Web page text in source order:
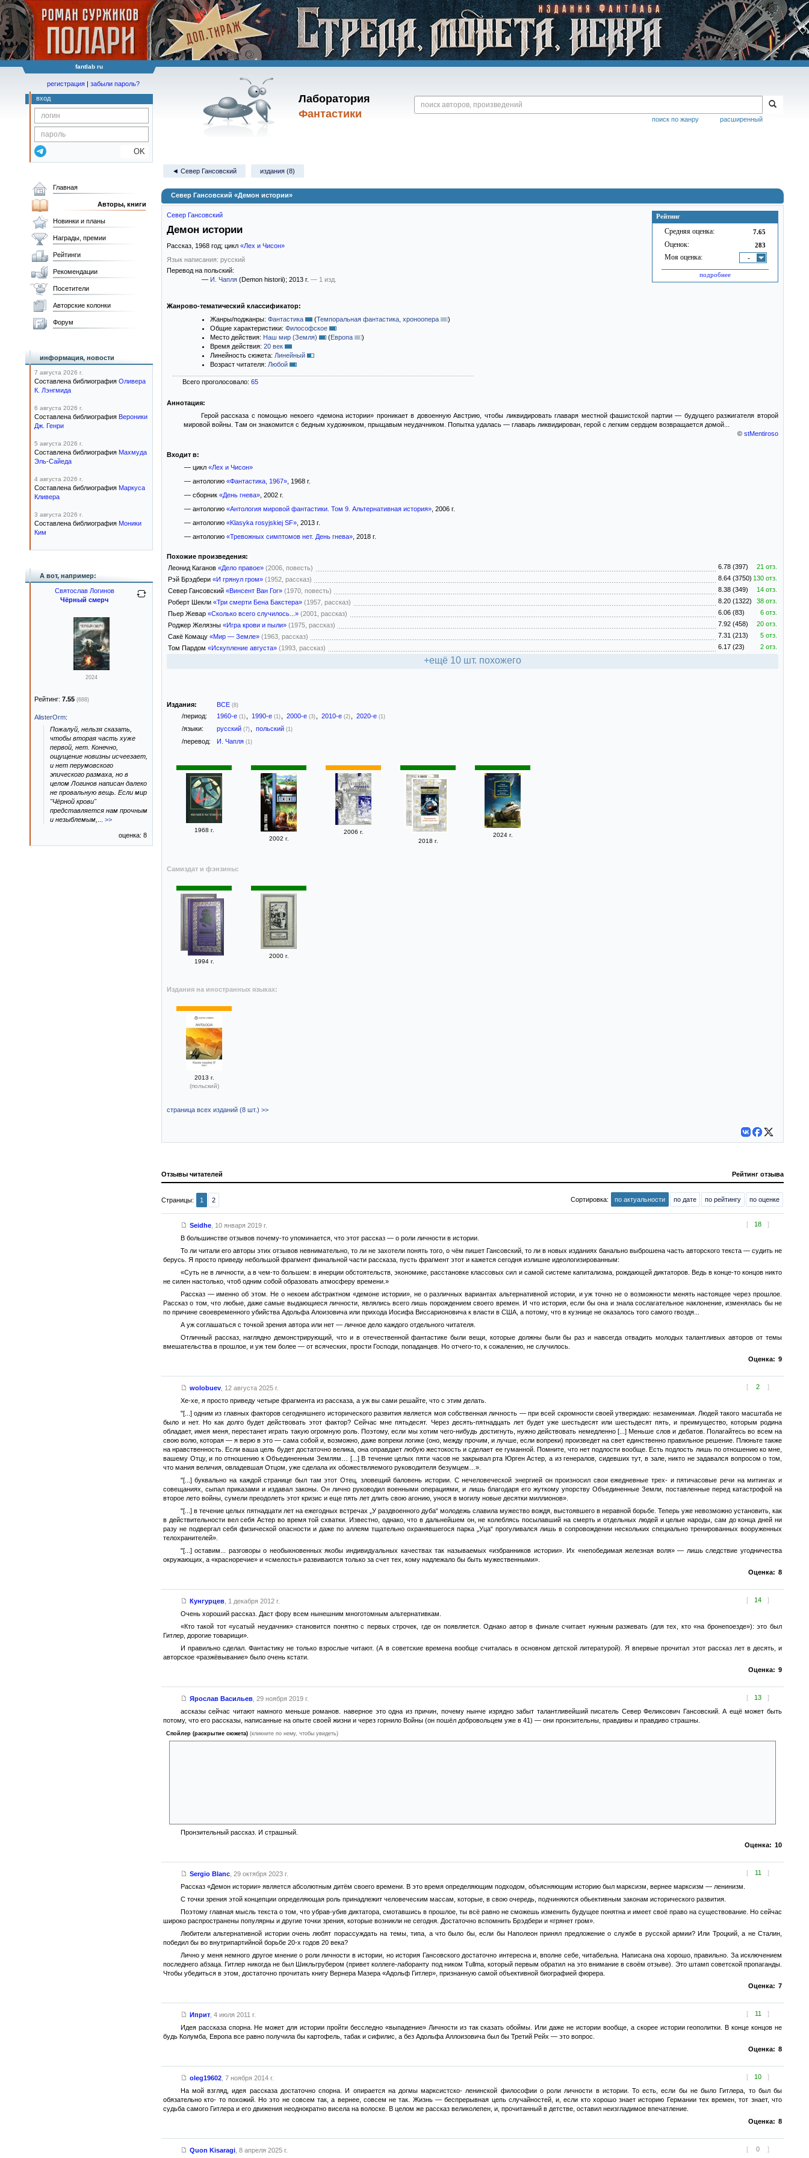
fantlab ru
Лаборатория
Фантастики
расширенный
поиск по жанру
регистрация | забыли пароль?
вход
OK
◄ Север Гансовский издания (8)
Север Гансовский «Демон истории»
Рейтинг
Средняя оценка: 7.65
Оценок: 283
Моя оценка: -
подробнее
Север Гансовский
Демон истории
Рассказ, 1968 год; цикл «Лех и Чисон»
Язык написания: русский
Перевод на польский:
— И. Чапля (Demon historii); 2013 г. — 1 изд.
Жанрово-тематический классификатор:
Жанры/поджанры: Фантастика (Темпоральная фантастика, хроноопера
)
Общие характеристики: Философское
Место действия: Наш мир (Земля) (Европа
)
Время действия: 20 век
Линейность сюжета: Линейный
Возраст читателя: Любой
Всего проголосовало: 65
Аннотация:
Герой рассказа с помощью некоего «демона истории» проникает в довоенную Австрию, чтобы ликвидировать главаря местной фашистской партии — будущего разжигателя второй
мировой войны. Там он знакомится с бедным художником, прыщавым неудачником. Попытка удалась — главарь ликвидирован, герой с легким сердцем возвращается домой...
© stMentiroso
Входит в:
— цикл «Лех и Чисон»
— антологию «Фантастика, 1967», 1968 г.
— сборник «День гнева», 2002 г.
— антологию «Антология мировой фантастики. Том 9. Альтернативная история», 2006 г.
— антологию «Klasyka rosyjskiej SF», 2013 г.
— антологию «Тревожных симптомов нет. День гнева», 2018 г.
Похожие произведения:
Леонид Каганов «Дело правое» (2006, повесть) 6.78 (397)
21 отз.
Рэй Брэдбери «И грянул гром» (1952, рассказ) 8.64 (3750) 130 отз.
Север Гансовский «Винсент Ван Гог» (1970, повесть) 8.38 (349)
14 отз.
Роберт Шекли «Три смерти Бена Бакстера» (1957, рассказ) 8.20 (1322)
38 отз.
Пьер Жевар «Сколько всего случилось...» (2001, рассказ) 6.06 (83)
6 отз.
Роджер Желязны «Игра крови и пыли» (1975, рассказ) 7.92 (458)
20 отз.
Сакё Комацу «Мир — Земле» (1963, рассказ) 7.31 (213)
5 отз.
Том Пардом «Искупление августа» (1993, рассказ) 6.17 (23) 2 отз.
+ещё 10 шт. похожего
Издания: ВСЕ (8)
/период: 1960-е (1) 1990-е (1) 2000-е (3) 2010-е (2) 2020-е (1)
/языки: русский (7) польский (1)
/перевод: И. Чапля (1)
1968 г.
2002 г.
2006 г.
2018 г.
2024 г.
Самиздат и фэнзины:
1994 г.
2000 г.
Издания на иностранных языках:
2013 г.
(польский)
страница всех изданий (8 шт.) >>
Отзывы читателей Рейтинг отзыва
Страницы: 1 2 Сортировка: по актуальности по дате по рейтингу по оценке
[ 18 ]
Seidhe, 10 января 2019 г.
В большинстве отзывов почему-то упоминается, что этот рассказ — о роли личности в истории.
То ли читали его авторы этих отзывов невнимательно, то ли не захотели понять того, о чём пишет Гансовский, то ли в новых изданиях банально выброшена часть авторского текста — судить не
берусь. Я просто приведу небольшой фрагмент финальной части рассказа, пусть фрагмент этот и кажется сегодня излишне идеологизированным:
«Суть не в личности, а в чем-то большем: в инерции обстоятельств, экономике, расстановке классовых сил и самой системе капитализма, рождающей диктаторов. Ведь в конце-то концов никто
не силен настолько, чтоб одним собой образовать атмосферу времени.»
Рассказ — именно об этом. Не о некоем абстрактном «демоне истории», не о различных вариантах альтернативной истории, и уж точно не о возможности менять настоящее через прошлое.
Рассказ о том, что любые, даже самые выдающиеся личности, являлись всего лишь порождением своего времен. И что история, если бы она и знала сослагательное наклонение, изменялась бы не
по причине своевременного убийства Адольфа Алоизовича или прихода Иосифа Виссарионовича к власти в США, а потому, что в кузнице не оказалось того самого гвоздя...
А уж соглашаться с точкой зрения автора или нет — личное дело каждого отдельного читателя.
Отличный рассказ, наглядно демонстрирующий, что и в отечественной фантастике были вещи, которые должны были бы раз и навсегда отвадить молодых талантливых авторов от темы
вмешательства в прошлое, и уж тем более — от всяческих, прости Господи, попаданцев. Но отчего-то, к сожалению, не случилось.
Оценка: 9
[ 2 ]
wolobuev, 12 августа 2025 г.
Хе-хе, я просто приведу четыре фрагмента из рассказа, а уж вы сами решайте, что с этим делать.
"[...] одним из главных факторов сегодняшнего исторического развития является моя собственная личность — при всей скромности своей утверждаю: незаменимая. Людей такого масштаба не
было и нет. Но как долго будет действовать этот фактор? Сейчас мне пятьдесят. Через десять-пятнадцать лет будет уже шестьдесят или шестьдесят пять, и преимущество, которым родина
обладает, имея меня, перестанет играть такую огромную роль. Поэтому, если мы хотим чего-нибудь достигнуть, нужно действовать немедленно [...] Меньше слов и дебатов. Полагайтесь во всем на
свою волю, которая — я верю в это — сама собой и, возможно, даже вопреки логике (оно, между прочим, и лучше, если вопреки) произведет на свет единственно правильное решение. Плюньте также
на нравственность. Если ваша цель будет достаточно велика, она оправдает любую жестокость и сделает ее гуманной. Помните, что нет подлости вообще. Есть подлость лишь по отношению ко мне,
вашему Отцу, и по отношению к Объединенным Землям… [...] В течение целых пяти часов не закрывал рта Юрген Астер, а из генералов, сидевших тут, в зале, никто не задавался вопросом о том,
что мания величия, овладевшая Отцом, уже сделала их обожествляемого руководителя безумцем…».
"[...] буквально на каждой странице был там этот Отец, зловещий баловень истории. С нечеловеческой энергией он произносил свои ежедневные трех- и пятичасовые речи на митингах и
совещаниях, сыпал приказами и издавал законы. Он лично руководил военными операциями, и лишь благодаря его жуткому упорству Объединенные Земли, поставленные перед катастрофой на
второе лето войны, сумели преодолеть этот кризис и еще пять лет длить свою агонию, унося в могилу новые десятки миллионов».
"[...] в течение целых пятнадцати лет на ежегодных встречах „У раздвоенного дуба“ молодежь славила мужество вождя, выстоявшего в неравной борьбе. Теперь уже невозможно установить, как
в действительности вел себя Астер во время той схватки. Известно, однако, что в дальнейшем он, не колеблясь посылавший на смерть и отдельных людей и целые народы, сам до конца дней ни
разу не подвергал себя физической опасности и даже по аллеям тщательно охранявшегося парка „Уца“ прогуливался лишь в сопровождении нескольких специально тренированных вооруженных
телохранителей».
"[...] оставим... разговоры о необыкновенных якобы индивидуальных качествах так называемых «избранников истории». Их «непобедимая железная воля» — лишь следствие угодничества
окружающих, а «красноречие» и «смелость» развиваются только за счет тех, кому надлежало бы быть мужественными».
Оценка: 8
[ 14 ]
Кунгурцев, 1 декабря 2012 г.
Очень хороший рассказ. Даст фору всем нынешним многотомным альтернативкам.
«Кто такой тот «усатый неудачник» становится понятно с первых строчек, где он появляется. Однако автор в финале считает нужным разжевать (для тех, кто «на бронепоезде»): это был
Гитлер, дорогие товарищи».
И правильно сделал. Фантастику не только взрослые читают. (А в советские времена вообще считалась в основном детской литературой). Я впервые прочитал этот рассказ лет в десять, и
авторское «разжёвывание» было очень кстати.
Оценка: 9
[ 13 ]
Ярослав Васильев, 29 ноября 2019 г.
ассказы сейчас читают намного меньше романов. наверное это одна из причин, почему нынче изрядно забыт талантливейший писатель Север Феликсович Гансовский. А ещё может быть
потому, что его рассказы, написанные на опыте своей жизни и через горнило Войны (он пошёл добровольцем уже в 41) — они пронзительны, правдивы и правдиво страшны.
Спойлер (раскрытие сюжета) (кликните по нему, чтобы увидеть)
Пронзительный рассказ. И страшный.
Оценка: 10
[ 11 ]
Sergio Blanc, 29 октября 2023 г.
Рассказ «Демон истории» является абсолютным дитём своего времени. В это время определяющим подходом, объясняющим историю был марксизм, вернее марксизм — ленинизм.
С точки зрения этой концепции определяющая роль принадлежит человеческим массам, которые, в свою очередь, подчиняются обьективным законам исторического развития.
Поэтому главная мысль текста о том, что убрав-убив диктатора, смотавшись в прошлое, ты всё равно не сможешь изменить будущее понятна и имеет своё право на существование. Но сейчас
широко распространены популярны и другие точки зрения, которые возникли не сегодня. Достаточно вспомнить Брэдбери и «грянет гром».
Любители альтернативной истории очень любят порассуждать на темы, типа, а что было бы, если бы Наполеон принял предложение о службе в русской армии? Или Троцкий, а не Сталин,
победил бы во внутрипартийной борьбе 20-х годов 20 века?
Лично у меня немного другое мнение о роли личности в истории, но история Гансовского достаточно интересна и, вполне себе, читабельна. Написана она хорошо, правильно. За исключением
последнего абзаца. Гитлер никогда не был Шикльгрубером (привет коллеге-лаборанту под ником Tullma, который первым обратил на это внимание в своём отзыве). Это штамп советской пропаганды.
Чтобы убедиться в этом, достаточно прочитать книгу Вернера Мазера «Адольф Гитлер», признанную самой объективной биографией фюрера.
Оценка: 7
[ 11 ]
Иприт, 4 июля 2011 г.
Идея рассказа спорна. Не может для истории пройти бесследно «выпадение» Личности из так сказать обоймы. Или даже не истории вообще, а скорее истории геополитки. В конце концов не
будь Колумба, Европа все равно получила бы картофель, табак и сифилис, а без Адольфа Аллоизовича был бы Третий Рейх — это вопрос.
Оценка: 8
[ 10 ]
oleg19602, 7 ноября 2014 г.
На мой взгляд, идея рассказа достаточно спорна. И опирается на догмы марксистско- ленинской философии о роли личности в истории. То есть, если бы не было Гитлера, то был бы
обязательно кто- то похожий. Но это не совсем так, а вернее, совсем не так. Жизнь — беспрерывная цепь случайностей, и, если кто хорошо знает историю Германии тех времен, тот знает, что
судьба самого Гитлера и его движения неоднократно висела на волоске. В целом же рассказ великолепен, и, прочитанный в детстве, оставил неизгладимое впечатление.
Оценка: 8
[ 0 ]
Quon Kisaragi, 8 апреля 2025 г.
Главная
Авторы, книги
Новинки и планы
Награды, премии
Рейтинги
Рекомендации
Посетители
Авторские колонки
Форум
информация, новости
7 августа 2026 г.
Составлена библиография Оливера
К. Лэнгмида
6 августа 2026 г.
Составлена библиография Вероники
Дж. Генри
5 августа 2026 г.
Составлена библиография Махмуда
Эль-Сайеда
4 августа 2026 г.
Составлена библиография Маркуса
Кливера
3 августа 2026 г.
Составлена библиография Моники
Ким
А вот, например:
Святослав Логинов
Чёрный смерч
2024
Рейтинг: 7.55 (688)
AlisterOrm:
Пожалуй, нельзя сказать,
чтобы вторая часть хуже
первой, нет. Конечно,
ощущение новизны исчеезает,
и нет перумовского
эпического размаха, но в
целом Логинов написан далеко
не провальную вещь. Если мир
"Чёрной крови"
представляется нам прочным
и незыблемым,
>>
оценка: 8